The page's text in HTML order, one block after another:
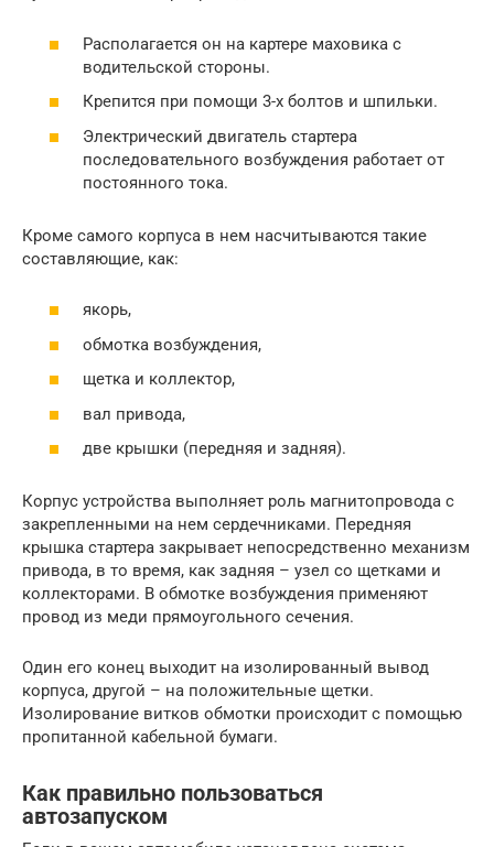
Располагается он на картере маховика с
водительской стороны.
Крепится при помощи 3-х болтов и шпильки.
Электрический двигатель стартера
последовательного возбуждения работает от
постоянного тока.
Кроме самого корпуса в нем насчитываются такие
составляющие, как:
якорь,
обмотка возбуждения,
щетка и коллектор,
вал привода,
две крышки (передняя и задняя).
Корпус устройства выполняет роль магнитопровода с
закрепленными на нем сердечниками. Передняя
крышка стартера закрывает непосредственно механизм
привода, в то время, как задняя – узел со щетками и
коллекторами. В обмотке возбуждения применяют
провод из меди прямоугольного сечения.
Один его конец выходит на изолированный вывод
корпуса, другой – на положительные щетки.
Изолирование витков обмотки происходит с помощью
пропитанной кабельной бумаги.
Как правильно пользоваться
автозапуском